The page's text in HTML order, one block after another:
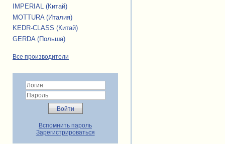
IMPERIAL (Китай)
MOTTURA (Италия)
KEDR-CLASS (Китай)
GERDA (Польша)
Все производители
Вспомнить пароль
Зарегистрироваться